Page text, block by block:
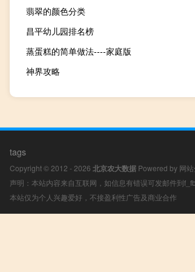
翡翠的颜色分类
昌平幼儿园排名榜
蒸蛋糕的简单做法----家庭版
神界攻略
tags
Copyright © 2012 - 2026 北京农大数据 Powered by 网
声明：本站内容来自互联网，如信息有错误可发邮件到
本站仅为个人兴趣爱好，不接盈利性广告及商业合作